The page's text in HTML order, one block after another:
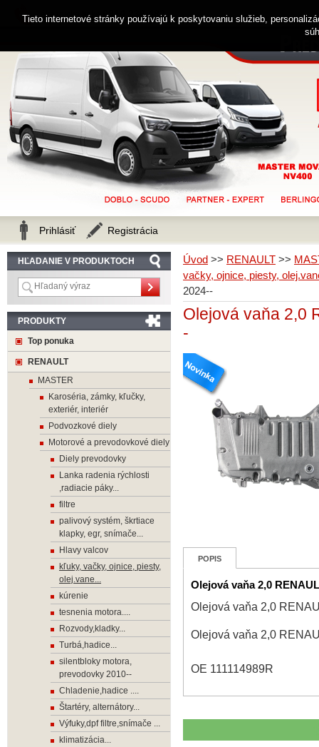
Úvod >> RENAULT >>
vačky, ojnice, piesty,
2024--
Olejová vaňa 2,0
-
POPIS
Olejová vaňa 2,0
Olejová vaňa 2,0
Olejová vaňa 2,0
OE 111114989R
HĽADANIE V PRODUKTOCH
PRODUKTY
Top ponuka
RENAULT
MASTER
Karoséria, zámky, kľučky,
exteriér, interiér
Podvozkové diely
Motorové a prevodovkové diely
Diely prevodovky
Lanka radenia rýchlosti
,radiacie páky...
filtre
palivový systém, škrtiace
klapky, egr, snímače...
Hlavy valcov
kľuky, vačky, ojnice, piesty,
olej.vane...
kúrenie
tesnenia motora....
Rozvody,kladky...
Turbá,hadice...
silentbloky motora,
prevodovky 2010--
Chladenie,hadice ....
Štartéry, alternátory...
Výfuky,dpf filtre,snímače ...
klimatizácia...
Zákaznícka linka 0914 238 482
Prihlásiť Registrácia
Tieto internetové stránky používajú k poskytovaniu služieb,